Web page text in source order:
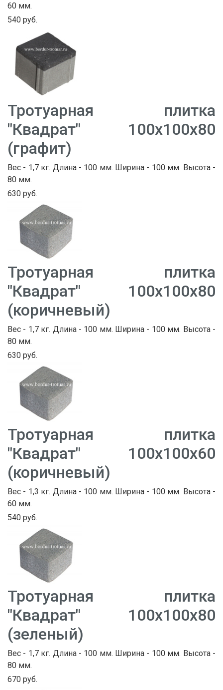
60 мм.
540 руб.
Тротуарная плитка
"Квадрат" 100х100х80
(графит)
Вес - 1,7 кг. Длина - 100 мм. Ширина - 100 мм. Высота -
80 мм.
630 руб.
Тротуарная плитка
"Квадрат" 100х100х80
(коричневый)
Вес - 1,7 кг. Длина - 100 мм. Ширина - 100 мм. Высота -
80 мм.
630 руб.
Тротуарная плитка
"Квадрат" 100х100х60
(коричневый)
Вес - 1,3 кг. Длина - 100 мм. Ширина - 100 мм. Высота -
60 мм.
540 руб.
Тротуарная плитка
"Квадрат" 100х100х80
(зеленый)
Вес - 1,7 кг. Длина - 100 мм. Ширина - 100 мм. Высота -
80 мм.
670 руб.